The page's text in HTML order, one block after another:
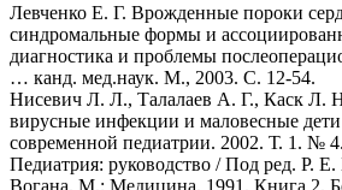
Левченко Е. Г. Врожденные пороки
синдромальные формы и
диагностика и проблемы
… канд. мед.наук. М., 2003. С. 12-54.
Нисевич Л. Л., Талалаев А. Г., Каск Л.
вирусные инфекции и маловесные
современной педиатрии. 2002. Т. 1. №
Педиатрия: руководство / Под ред. Р.
Вогана. М.: Медицина, 1991. Книга 2.